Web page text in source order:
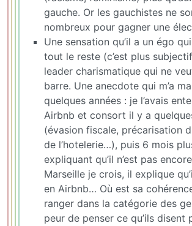
gauche. Or les gauchistes ne
nombreux pour gagner une
Une sensation qu’il a un égo
tout le reste (c’est plus
leader charismatique qui ne
barre. Une anecdote qui m’a
quelques années : je l’avais
Airbnb et consort il y a
(évasion fiscale, précarisation
de l’hotelerie…), puis 6 mois
expliquant qu’il n’est pas
Marseille je crois, il explique
en Airbnb… Où est sa
ranger dans la catégorie des
peur de penser ce qu’ils disent